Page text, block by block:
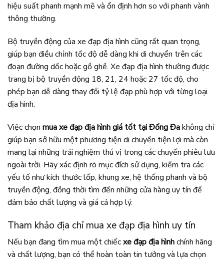
hiệu suất phanh mạnh mẽ và ổn định hơn so với phanh vành
thông thường.
Bộ truyền động của xe đạp địa hình cũng rất quan trọng,
giúp bạn điều chỉnh tốc độ dễ dàng khi di chuyển trên các
đoạn đường dốc hoặc gồ ghề. Xe đạp địa hình thường được
trang bị bộ truyền động 18, 21, 24 hoặc 27 tốc độ, cho
phép bạn dễ dàng thay đổi tỷ lệ đạp phù hợp với từng loại
địa hình.
Việc chọn mua xe đạp địa hình giá tốt tại Đống Đakhông chỉ
giúp bạn sở hữu một phương tiện di chuyển tiện lợi mà còn
mang lại những trải nghiệm thú vị trong các chuyến phiêu lưu
ngoài trời. Hãy xác định rõ mục đích sử dụng, kiểm tra các
yếu tố như kích thước lốp, khung xe, hệ thống phanh và bộ
truyền động, đồng thời tìm đến những cửa hàng uy tín để
đảm bảo chất lượng và giá cả hợp lý.
Tham khảo địa chỉ mua xe đạp địa hình uy tín
Nếu bạn đang tìm mua một chiếcxe đạp địa hìnhchính hãng
và chất lượng, bạn có thể hoàn toàn tin tưởng và lựa chọn